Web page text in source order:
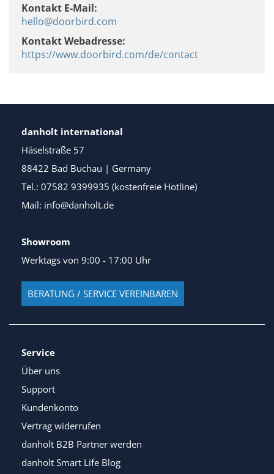
Kontakt E-Mail:
hello@doorbird.com
Kontakt Webadresse:
https://www.doorbird.com/de/contact
danholt international
Häselstraße 57
88422 Bad Buchau | Germany
Tel.: 07582 9399935 (kostenfreie Hotline)
Mail: info@danholt.de
Showroom
Werktags von 9:00 - 17:00 Uhr
BERATUNG / SERVICE VEREINBAREN
Service
Über uns
Support
Kundenkonto
Vertrag widerrufen
danholt B2B Partner werden
danholt Smart Life Blog